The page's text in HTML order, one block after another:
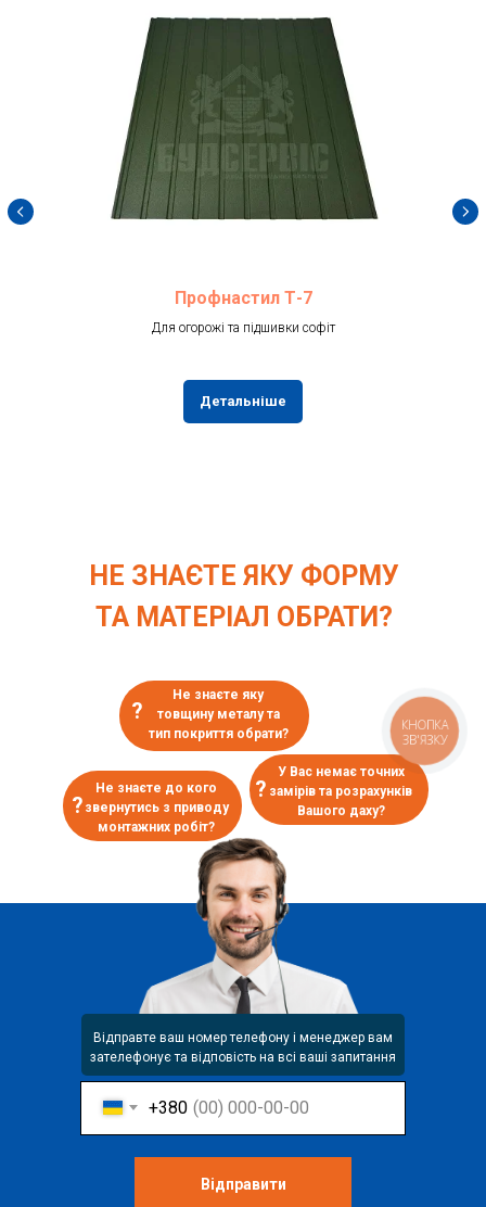
Профнастил Т-7
Для огорожі та підшивки софіт
Детальніше
НЕ ЗНАЄТЕ ЯКУ ФОРМУ
ТА МАТЕРІАЛ ОБРАТИ?
У Вас немає точних
замірів та розрахунків
Вашого даху?
Не знаєте до кого
звернутись з приводу
монтажних робіт?
+380
Відправити
Не знаєте яку
товщину металу та
тип покриття обрати?
?
?
?
Відправте ваш номер телефону і менеджер вам
зателефонує та відповість на всі ваші запитання
КНОПКА
ЗВ'ЯЗКУ